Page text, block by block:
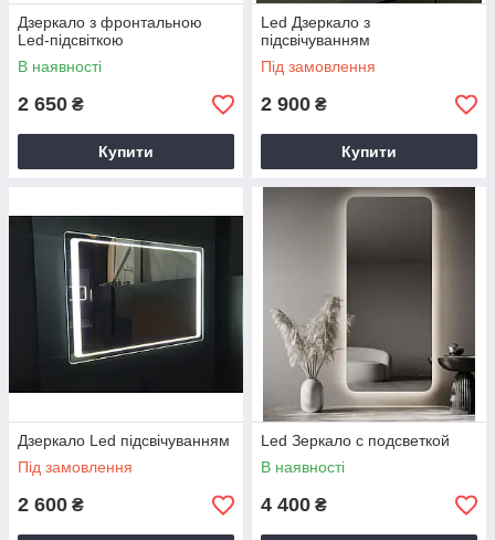
Дзеркало з фронтальною
Led-підсвіткою
В наявності
2 650 ₴
Купити
Led Дзеркало з
підсвічуванням
Під замовлення
2 900 ₴
Купити
Дзеркало Led підсвічуванням
Під замовлення
2 600 ₴
Led Зеркало с подсветкой
В наявності
4 400 ₴